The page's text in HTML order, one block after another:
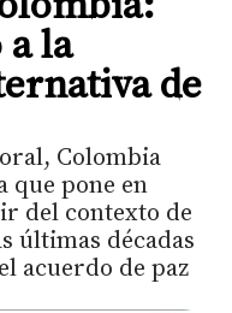
la
de
Colombia
que pone en
del contexto de
últimas décadas
acuerdo de paz